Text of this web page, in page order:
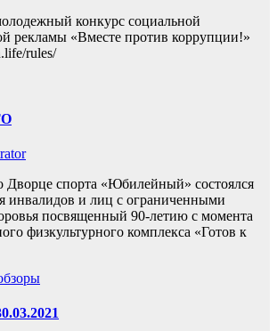
конкурс социальной
рекламы «Вместе против коррупции!»
rules/
Дворце спорта «Юбилейный» состоялся
инвалидов и лиц с ограниченными
посвященный 90-летию с момента
физкультурного комплекса «Готов к